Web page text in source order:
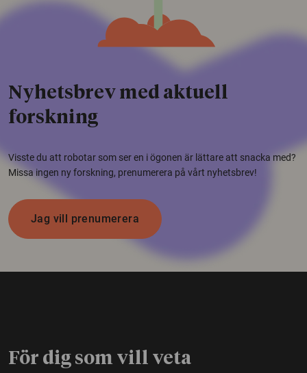
Nyhetsbrev med aktuell
forskning
Visste du att robotar som ser en i ögonen är lättare att snacka med?
Missa ingen ny forskning, prenumerera på vårt nyhetsbrev!
Jag vill prenumerera
För dig som vill veta